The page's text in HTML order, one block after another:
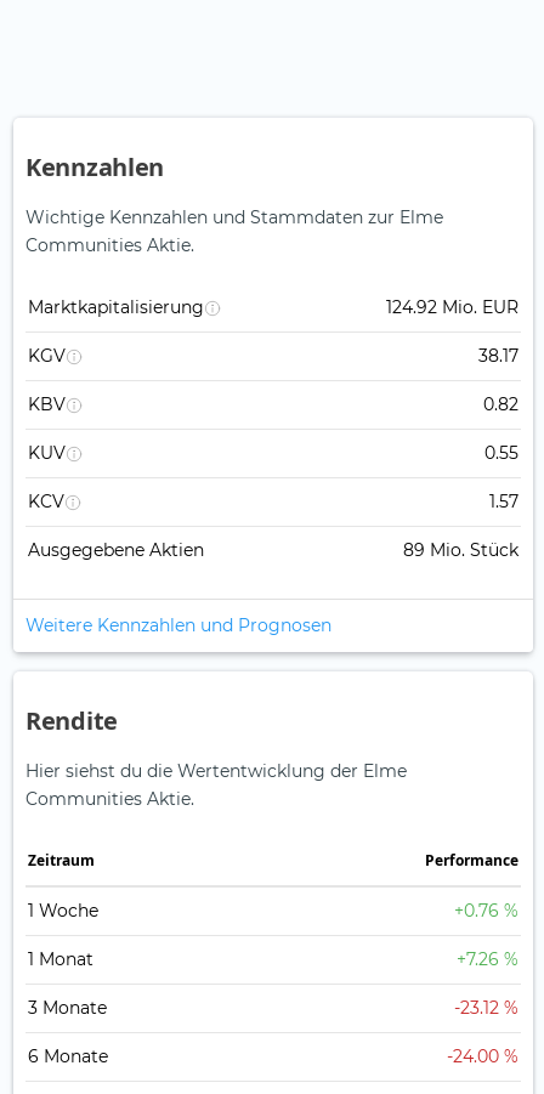
Kennzahlen
Wichtige Kennzahlen und Stammdaten zur Elme
Communities Aktie.
Marktkapitalisierung 124.92 Mio. EUR
KGV 38.17
KBV 0.82
KUV 0.55
KCV 1.57
Ausgegebene Aktien 89 Mio. Stück
Weitere Kennzahlen und Prognosen
Rendite
Hier siehst du die Wertentwicklung der Elme
Communities Aktie.
Zeitraum Perfor­mance
1 Woche +0.76 %
1 Monat +7.26 %
3 Monate -23.12 %
6 Monate -24.00 %